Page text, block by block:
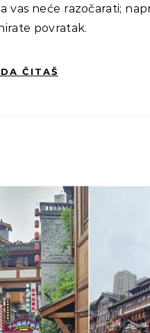
vas neće razočarati;
povratak.
ČITAŠ